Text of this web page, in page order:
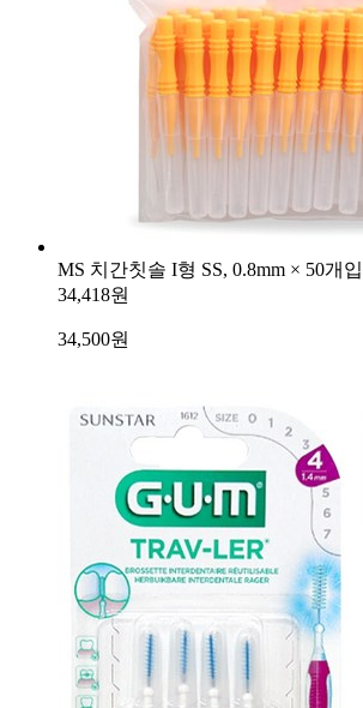
MS 치간칫솔 I형 SS, 0.8mm × 50개
34,418원
34,500원